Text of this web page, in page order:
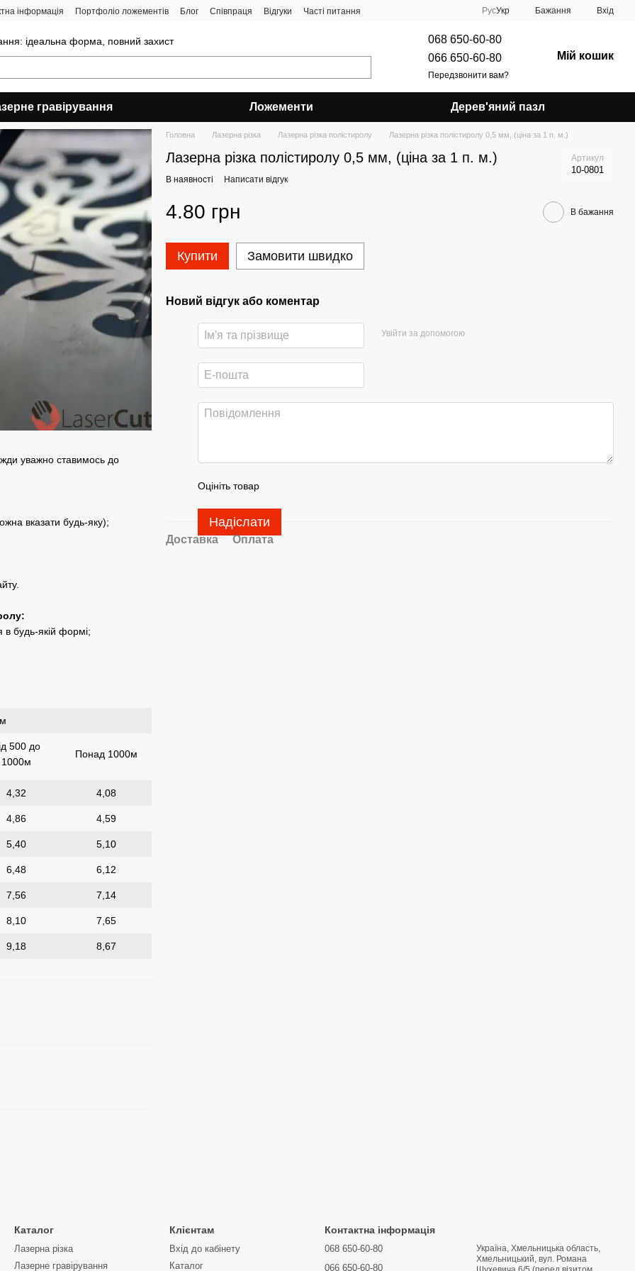
інформація Портфоліо ложементів Блог Співпраця Відгуки
Часті питання
РусУкр Бажання Вхід
ідеальна форма, повний захист
068 650-60-80
066 650-60-80
Передзвонити вам?
Мій кошик
гравірування Ложементи Дерев'яний пазл
уважно ставимось до
вказати будь-яку);
:
в будь-якій формі;
500 до
1000м
Понад 1000м
4,32 4,08
4,86 4,59
5,40 5,10
6,48 6,12
7,56 7,14
8,10 7,65
9,18 8,67
Головна Лазерна різка Лазерна різка полістиролу Лазерна різка полістиролу 0,5 мм, (ціна за 1 п. м.)
Лазерна різка полістиролу 0,5 мм, (ціна за 1 п. м.) Артикул
10-0801
В наявності Написати відгук
4.80 грн В бажання
Купити Замовити швидко
Новий відгук або коментар
Увійти за допомогою
Оцініть товар
Надіслати
Доставка Оплата
Каталог
Лазерна різка
Лазерне гравірування
Клієнтам
Вхід до кабінету
Каталог
Контактна інформація
068 650-60-80
066 650-60-80
Україна, Хмельницька область,
Хмельницький, вул. Романа